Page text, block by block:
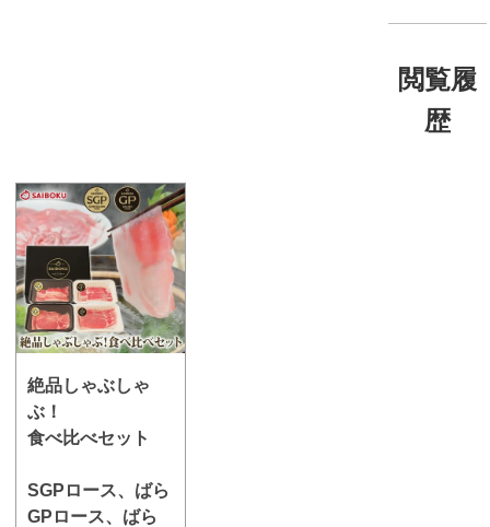
閲覧履
歴
絶品しゃぶしゃ
ぶ！
食べ比べセット
SGPロース、ばら
GPロース、ばら